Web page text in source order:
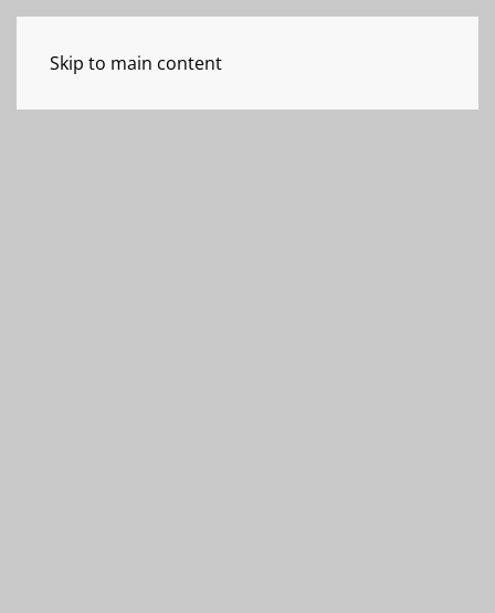
Skip to main content